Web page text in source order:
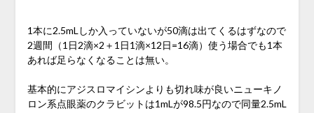
1本に2.5mLしか入っていないが50滴は出てくるはずなので
2週間（1日2滴×2＋1日1滴×12日=16滴）使う場合でも1本
あれば足らなくなることは無い。
基本的にアジスロマイシンよりも切れ味が良いニューキノ
ロン系点眼薬のクラビットは1mLが98.5円なので同量2.5mL